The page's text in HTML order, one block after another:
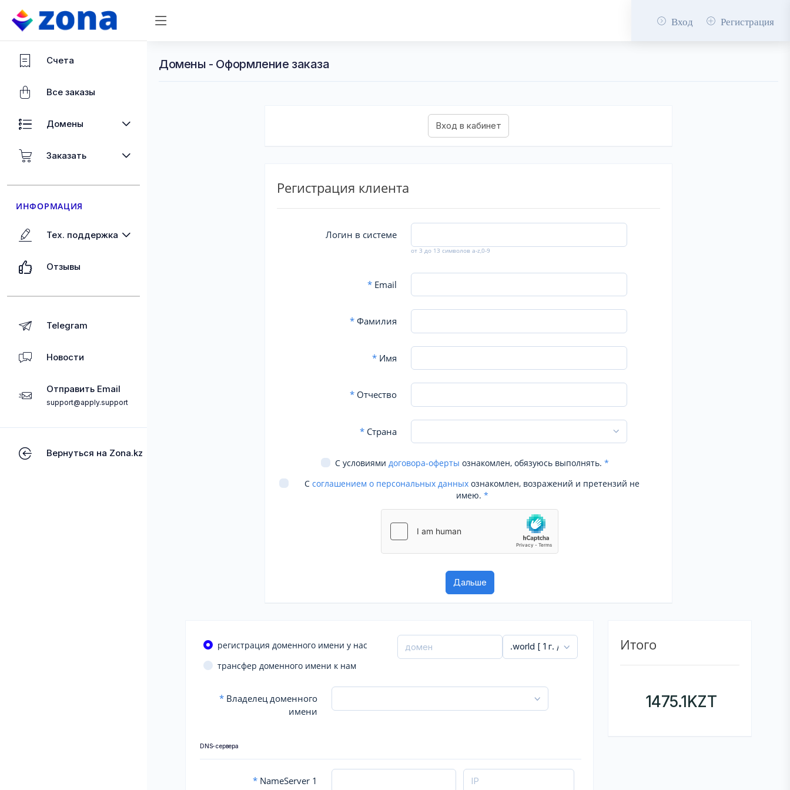
Вход Регистрация
Счета
Все заказы
Домены
Заказать
ИНФОРМАЦИЯ
Тех. поддержка
Отзывы
Telegram
Новости
Отправить Email
support@apply.support
Вернуться на Zona.kz
Домены - Оформление заказа
Регистрация клиента
Логин в системе
от 3 до 13 символов a-z,0-9
*Email
*Фамилия
*Имя
*Отчество
*Страна
С условиями договора-оферты ознакомлен, обязуюсь выполнять. *
С соглашением о персональных данных ознакомлен, возражений и претензий не
имею. *
регистрация доменного имени у нас
трансфер доменного имени к нам
* Владелец доменного
имени
DNS-сервера
* NameServer 1
Итого
1475.1KZT